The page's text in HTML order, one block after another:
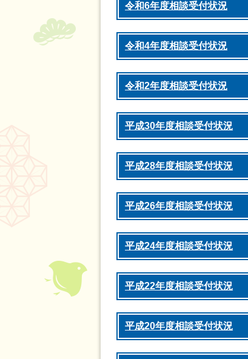
令和6年度相談受付状況
令和4年度相談受付状況
令和2年度相談受付状況
平成30年度相談受付状況
平成28年度相談受付状況
平成26年度相談受付状況
平成24年度相談受付状況
平成22年度相談受付状況
平成20年度相談受付状況